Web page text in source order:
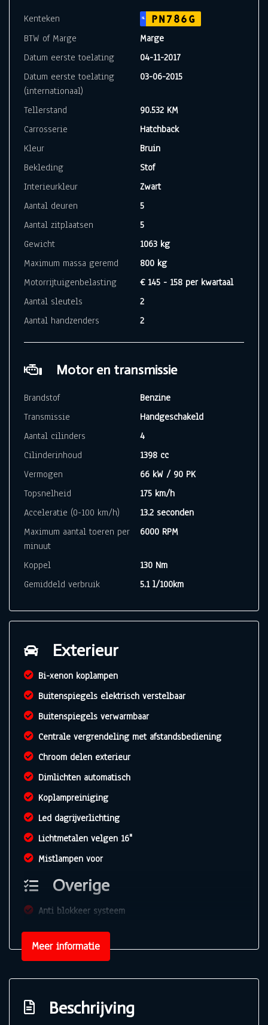
Kenteken NL
PN786G
BTW of Marge
Marge
Datum eerste toelating
04-11-2017
Datum eerste toelating
(internationaal)
03-06-2015
Tellerstand
90.532 KM
Carrosserie
Hatchback
Kleur
Bruin
Bekleding
Stof
Interieurkleur
Zwart
Aantal deuren
5
Aantal zitplaatsen
5
Gewicht
1063 kg
Maximum massa geremd
800 kg
Motorrijtuigenbelasting
€ 145 - 158 per kwartaal
Aantal sleutels
2
Aantal handzenders
2
Motor en transmissie
Brandstof
Benzine
Transmissie
Handgeschakeld
Aantal cilinders
4
Cilinderinhoud
1398 cc
Vermogen
66 kW / 90 PK
Topsnelheid
175 km/h
Acceleratie (0-100 km/h)
13.2 seconden
Maximum aantal toeren per
minuut
6000 RPM
Koppel
130 Nm
Gemiddeld verbruik
5.1 l/100km
Exterieur
Bi-xenon koplampen
Buitenspiegels elektrisch verstelbaar
Buitenspiegels verwarmbaar
Centrale vergrendeling met afstandsbediening
Chroom delen exterieur
Dimlichten automatisch
Koplampreiniging
Led dagrijverlichting
Lichtmetalen velgen 16"
Mistlampen voor
Overige
Anti blokkeer systeem
Anti doorslip regeling
Bestuurdersairbag
Elektronisch stabiliteits programma
Meer informatie
Beschrijving